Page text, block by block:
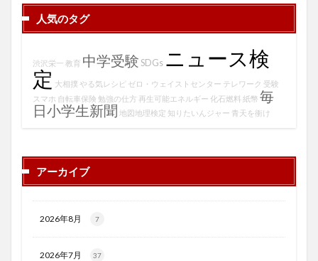
人気のタグ
渋沢栄一 教育 中学受験 SDGs ニュース検
定 大相撲 やる気レシピ ゼロ・ウェイストセンター テレワーク 受験
スマホ 自転車保険 勉強の仕方 再生可能エネルギー 化石燃料 紙幣 毎
日小学生新聞 地図地理検定 知りたいんジャー 青天を衝け
アーカイブ
2026年8月 7
2026年7月 37